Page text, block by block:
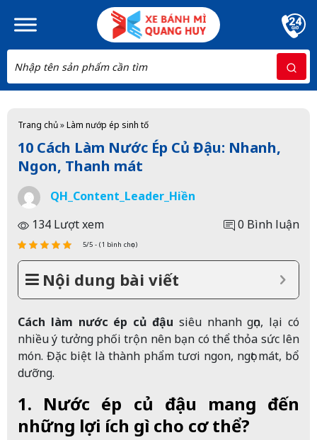
Skip to main content
Trang chủ»Làm nướp ép sinh tố
10 Cách Làm Nước Ép Củ Đậu: Nhanh,
Ngon, Thanh mát
QH_Content_Leader_Hiền
134 Lượt xem
0 Bình luận
5/5 - (1 bình chọn)
Nội dung bài viết
Cách làm nước ép củ đậu siêu nhanh gọn, lại có
nhiều ý tưởng phối trộn nên bạn có thể thỏa sức lên
món. Đặc biệt là thành phẩm tươi ngon, ngọt mát, bổ
dưỡng.
1. Nước ép củ đậu mang đến
những lợi ích gì cho cơ thể?